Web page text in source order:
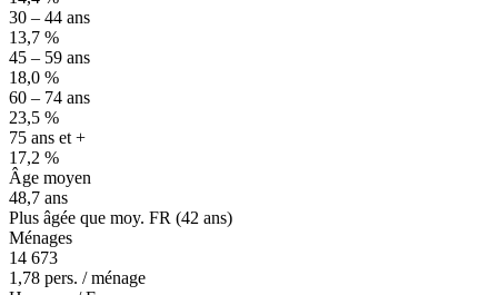
30 – 44 ans
13,7 %
45 – 59 ans
18,0 %
60 – 74 ans
23,5 %
75 ans et +
17,2 %
Âge moyen
48,7 ans
Plus âgée que moy. FR (42 ans)
Ménages
14 673
1,78 pers. / ménage